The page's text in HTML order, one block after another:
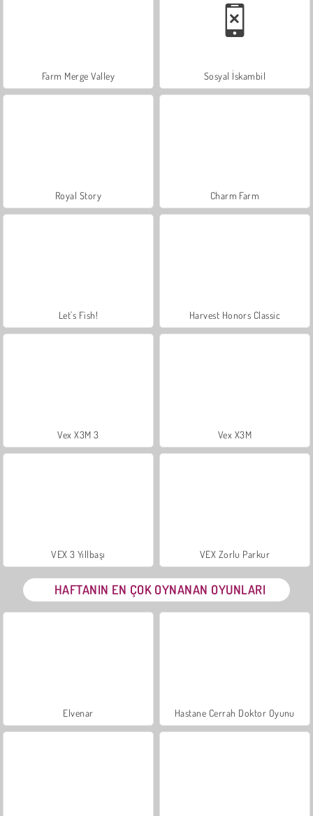
Farm Merge Valley Sosyal İskambil
Royal Story Charm Farm
Let's Fish! Harvest Honors Classic
Vex X3M 3 Vex X3M
VEX 3 Yıllbaşı VEX Zorlu Parkur
HAFTANIN EN ÇOK OYNANAN OYUNLARI
Elvenar Hastane Cerrah Doktor Oyunu